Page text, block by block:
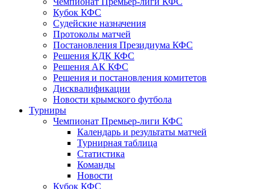
Кубок КФС
Судейские назначения
Протоколы матчей
Постановления Президиума КФС
Решения КДК КФС
Решения АК КФС
Решения и постановления комитетов
Дисквалификации
Новости крымского футбола
Турниры
Чемпионат Премьер-лиги КФС
Календарь и результаты матчей
Турнирная таблица
Статистика
Команды
Новости
Кубок КФС